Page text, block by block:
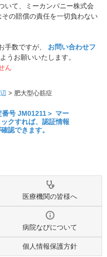
いて、ミーカンパニー株式会
その賠償の責任を一切負わない
手数ですが、 お問い合わせフ
うお願いいたします。
ん
> 肥大型心筋症
医療機関の皆様へ
病院なびについて
個人情報保護方針